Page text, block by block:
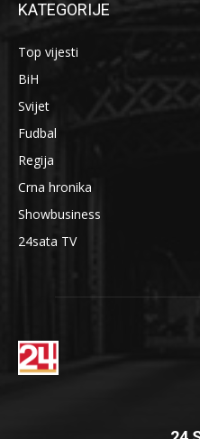
KATEGORIJE
Top vijesti
BiH
Svijet
Fudbal
Regija
Crna hronika
Showbusiness
24sata TV